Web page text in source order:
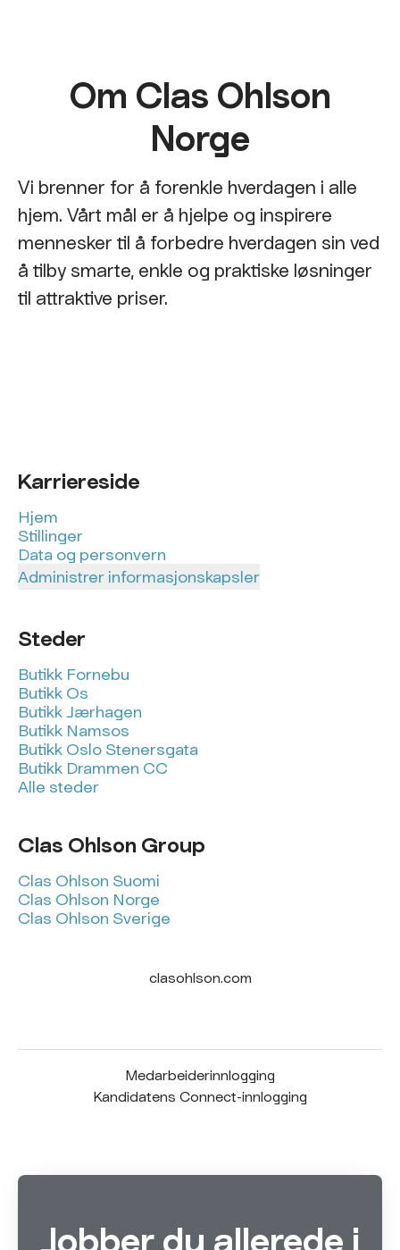
Om Clas Ohlson
Norge
Vi brenner for å forenkle hverdagen i alle
hjem. Vårt mål er å hjelpe og inspirere
mennesker til å forbedre hverdagen sin ved
å tilby smarte, enkle og praktiske løsninger
til attraktive priser.
Karriereside
Hjem
Stillinger
Data og personvern
Administrer informasjonskapsler
Steder
Butikk Fornebu
Butikk Os
Butikk Jærhagen
Butikk Namsos
Butikk Oslo Stenersgata
Butikk Drammen CC
Alle steder
Clas Ohlson Group
Clas Ohlson Suomi
Clas Ohlson Norge
Clas Ohlson Sverige
clasohlson.com
Medarbeiderinnlogging
Kandidatens Connect-innlogging
Jobber du allerede i